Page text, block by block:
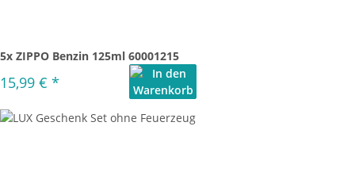
5x ZIPPO Benzin 125ml 60001215
15,99 € *